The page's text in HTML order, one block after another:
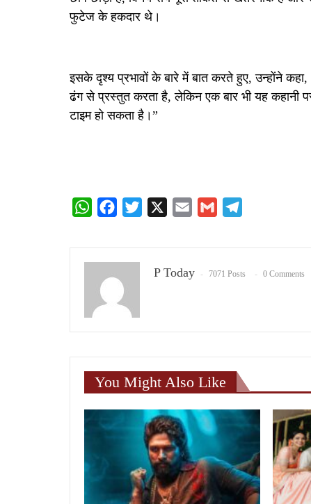
फुटेज के हकदार थे।
इसके दृश्य प्रभावों के बारे में बात करते हुए, उन्होंने
ढंग से प्रस्तुत करता है, लेकिन एक बार भी यह कहानी
टाइम हो सकता है।”
WhatsAppFacebook
Twitter Email Gmail
P Today 7071 Posts 0 Comments
You Might Also Like